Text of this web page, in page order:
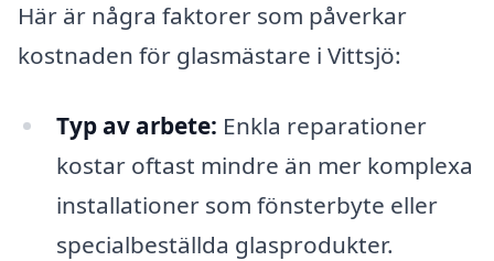
Här är några faktorer som påverkar
kostnaden för glasmästare i Vittsjö:
Typ av arbete: Enkla reparationer
kostar oftast mindre än mer komplexa
installationer som fönsterbyte eller
specialbeställda glasprodukter.